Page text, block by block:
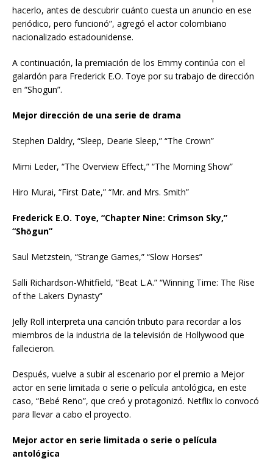
hacerlo, antes de descubrir cuánto cuesta un anuncio en ese
periódico, pero funcionó”, agregó el actor colombiano
nacionalizado estadounidense.
A continuación, la premiación de los Emmy continúa con el
galardón para Frederick E.O. Toye por su trabajo de dirección
en “Shogun”.
Mejor dirección de una serie de drama
Stephen Daldry, “Sleep, Dearie Sleep,” “The Crown”
Mimi Leder, “The Overview Effect,” “The Morning Show”
Hiro Murai, “First Date,” “Mr. and Mrs. Smith”
Frederick E.O. Toye, “Chapter Nine: Crimson Sky,”
“Shо̄gun”
Saul Metzstein, “Strange Games,” “Slow Horses”
Salli Richardson-Whitfield, “Beat L.A.” “Winning Time: The Rise
of the Lakers Dynasty”
Jelly Roll interpreta una canción tributo para recordar a los
miembros de la industria de la televisión de Hollywood que
fallecieron.
Después, vuelve a subir al escenario por el premio a Mejor
actor en serie limitada o serie o película antológica, en este
caso, “Bebé Reno”, que creó y protagonizó. Netflix lo convocó
para llevar a cabo el proyecto.
Mejor actor en serie limitada o serie o película
antológica